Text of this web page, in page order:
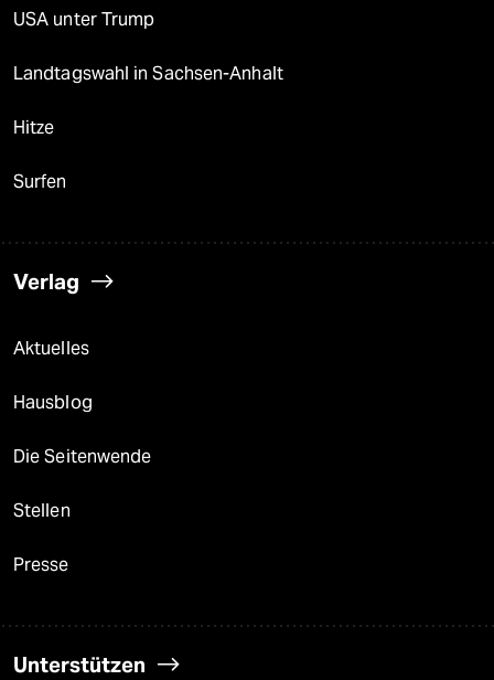
USA unter Trump
Landtagswahl in Sachsen-Anhalt
Hitze
Surfen
Verlag
Aktuelles
Hausblog
Die Seitenwende
Stellen
Presse
Unterstützen